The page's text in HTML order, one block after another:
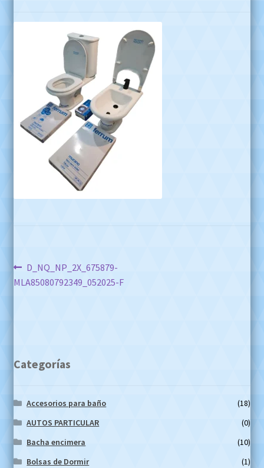
Navegación
de
Anterior:
D_NQ_NP_2X_675879-
MLA85080792349_052025-F
Categorías
Accesorios para baño
(18)
AUTOS PARTICULAR
(0)
Bacha encimera
(10)
Bolsas de Dormir
(1)